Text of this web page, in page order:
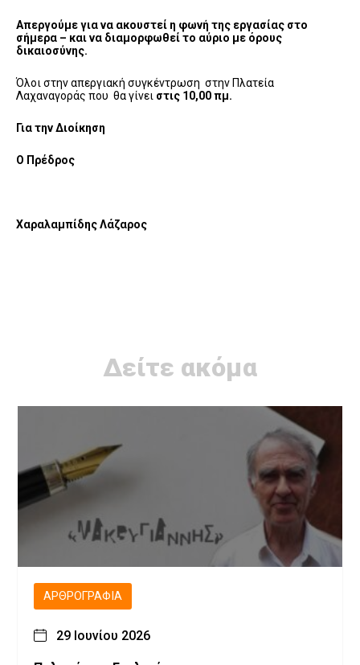
Απεργούμε για να ακουστεί η φωνή της εργασίας στο
σήμερα – και να διαμορφωθεί το αύριο με όρους
δικαιοσύνης.
Όλοι στην απεργιακή συγκέντρωση στην Πλατεία
Λαχαναγοράς που θα γίνει στις 10,00 πμ.
Για την Διοίκηση
Ο Πρέδρος
Χαραλαμπίδης Λάζαρος
Δείτε ακόμα
ΑΡΘΡΟΓΡΑΦΊΑ
29 Ιουνίου 2026